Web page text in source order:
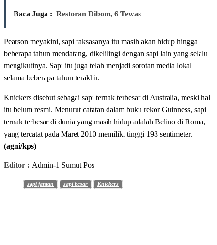
Baca Juga : Restoran Dibom, 6 Tewas
Pearson meyakini, sapi raksasanya itu masih akan hidup hingga
beberapa tahun mendatang, dikelilingi dengan sapi lain yang selalu
mengikutinya. Sapi itu juga telah menjadi sorotan media lokal
selama beberapa tahun terakhir.
Knickers disebut sebagai sapi ternak terbesar di Australia, meski hal
itu belum resmi. Menurut catatan dalam buku rekor Guinness, sapi
ternak terbesar di dunia yang masih hidup adalah Belino di Roma,
yang tercatat pada Maret 2010 memiliki tinggi 198 sentimeter.
(agni/kps)
Editor : Admin-1 Sumut Pos
sapi jantan sapi besar Knickers